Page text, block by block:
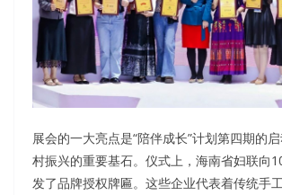
展会的一大亮点是“陪伴成长”计划第四期的
村振兴的重要基石。仪式上，海南省妇联向
发了品牌授权牌匾。这些企业代表着传统手